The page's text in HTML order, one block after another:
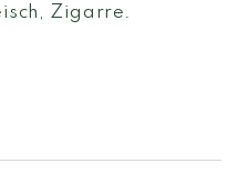
Zigarre.